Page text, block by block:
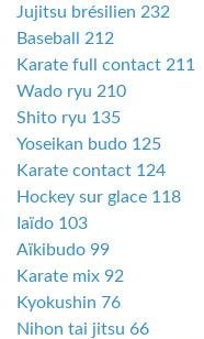
Jujitsu brésilien 232
Baseball 212
Karate full contact 211
Wado ryu 210
Shito ryu 135
Yoseikan budo 125
Karate contact 124
Hockey sur glace 118
Iaïdo 103
Aïkibudo 99
Karate mix 92
Kyokushin 76
Nihon tai jitsu 66